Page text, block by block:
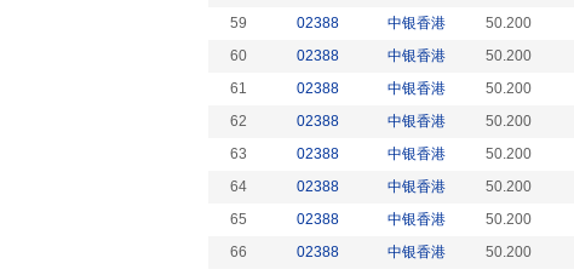
59
02388 中银香港 50.200
60
02388 中银香港 50.200
61
02388 中银香港 50.200
62
02388 中银香港 50.200
63
02388 中银香港 50.200
64
02388 中银香港 50.200
65
02388 中银香港 50.200
66
02388 中银香港 50.200